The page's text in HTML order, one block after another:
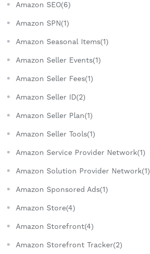
Amazon SEO(6)
Amazon SPN(1)
Amazon Seasonal Items(1)
Amazon Seller Events(1)
Amazon Seller Fees(1)
Amazon Seller ID(2)
Amazon Seller Plan(1)
Amazon Seller Tools(1)
Amazon Service Provider Network(1)
Amazon Solution Provider Network(1)
Amazon Sponsored Ads(1)
Amazon Store(4)
Amazon Storefront(4)
Amazon Storefront Tracker(2)